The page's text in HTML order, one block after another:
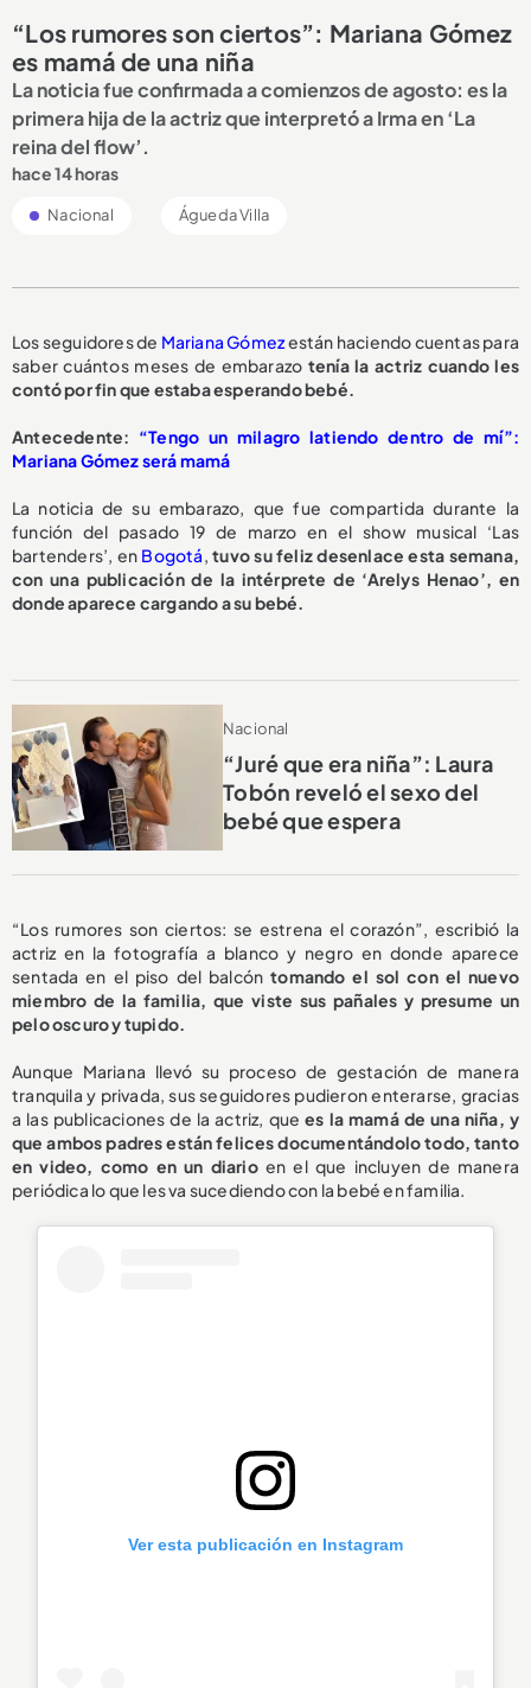
“Los rumores son ciertos”: Mariana Gómez
es mamá de una niña
La noticia fue confirmada a comienzos de agosto: es la
primera hija de la actriz que interpretó a Irma en ‘La
reina del flow’.
hace 14 horas
Nacional Águeda Villa
Los seguidores de Mariana Gómezestán haciendo cuentas para
saber cuántos meses de embarazo tenía la actriz cuando les
contó por fin que estaba esperando bebé.
Antecedente: “Tengo un milagro latiendo dentro de mí”:
Mariana Gómez será mamá
La noticia de su embarazo, que fue compartida durante la
función del pasado 19 de marzo en el show musical ‘Las
bartenders’, en Bogotá,tuvo su feliz desenlace esta semana,
con una publicación de la intérprete de ‘Arelys Henao’, en
donde aparece cargando a su bebé.
Nacional
“Juré que era niña”: Laura
Tobón reveló el sexo del
bebé que espera
“Los rumores son ciertos: se estrena el corazón”, escribió la
actriz en la fotografía a blanco y negro en donde aparece
sentada en el piso del balcóntomando el sol con el nuevo
miembro de la familia, que viste sus pañales y presume un
pelo oscuro y tupido.
Aunque Mariana llevó su proceso de gestación de manera
tranquila y privada, sus seguidores pudieron enterarse, gracias
a las publicaciones de la actriz, quees la mamá de una niña, y
que ambos padres están felices documentándolo todo, tanto
en video, como en un diarioen el que incluyen de manera
periódica lo que les va sucediendo con la bebé en familia.
Ver esta publicación en Instagram